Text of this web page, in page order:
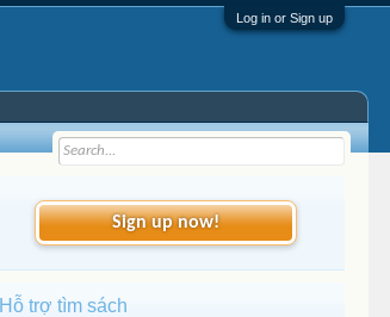
Log in or Sign up
Sign up now!
Hỗ trợ tìm sách